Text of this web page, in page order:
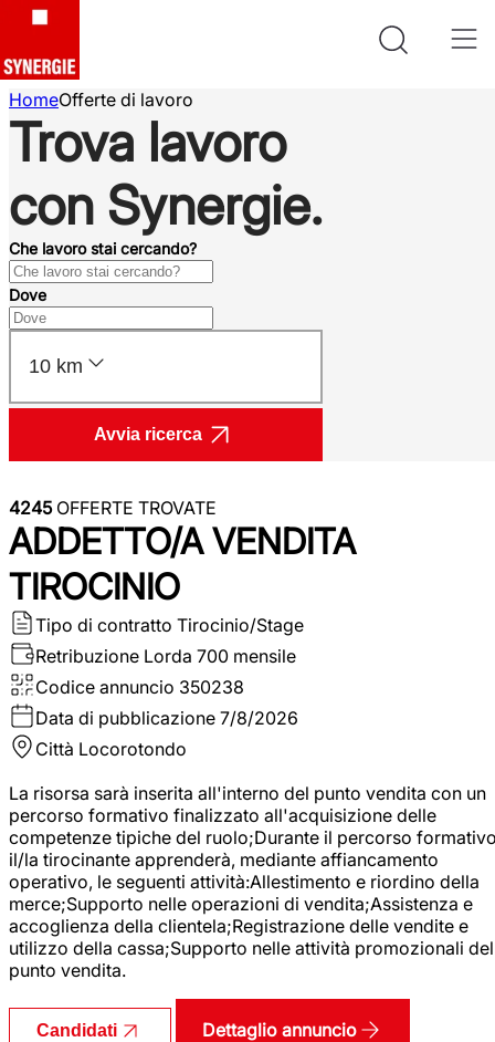
HomeOfferte di lavoro
Trova lavoro
con Synergie.
Che lavoro stai cercando?
Dove
10 km
Avvia ricerca
4245OFFERTE TROVATE
ADDETTO/A VENDITA
TIROCINIO
Tipo di contratto Tirocinio/Stage
Retribuzione Lorda 700 mensile
Codice annuncio 350238
Data di pubblicazione 7/8/2026
Città Locorotondo
La risorsa sarà inserita all'interno del punto vendita con un
percorso formativo finalizzato all'acquisizione delle
competenze tipiche del ruolo;Durante il percorso
il/la tirocinante apprenderà, mediante affiancamento
operativo, le seguenti attività:Allestimento e riordino della
merce;Supporto nelle operazioni di vendita;Assistenza e
accoglienza della clientela;Registrazione delle vendite e
utilizzo della cassa;Supporto nelle attività promozionali del
punto vendita.
Candidati Dettaglio annuncio